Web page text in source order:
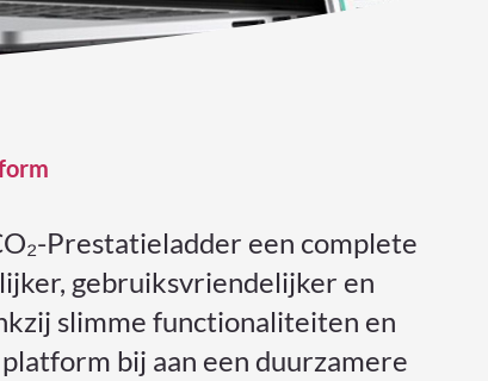
Prestatieladder een complete
gebruiksvriendelijker en
slimme functionaliteiten en
bij aan een duurzamere